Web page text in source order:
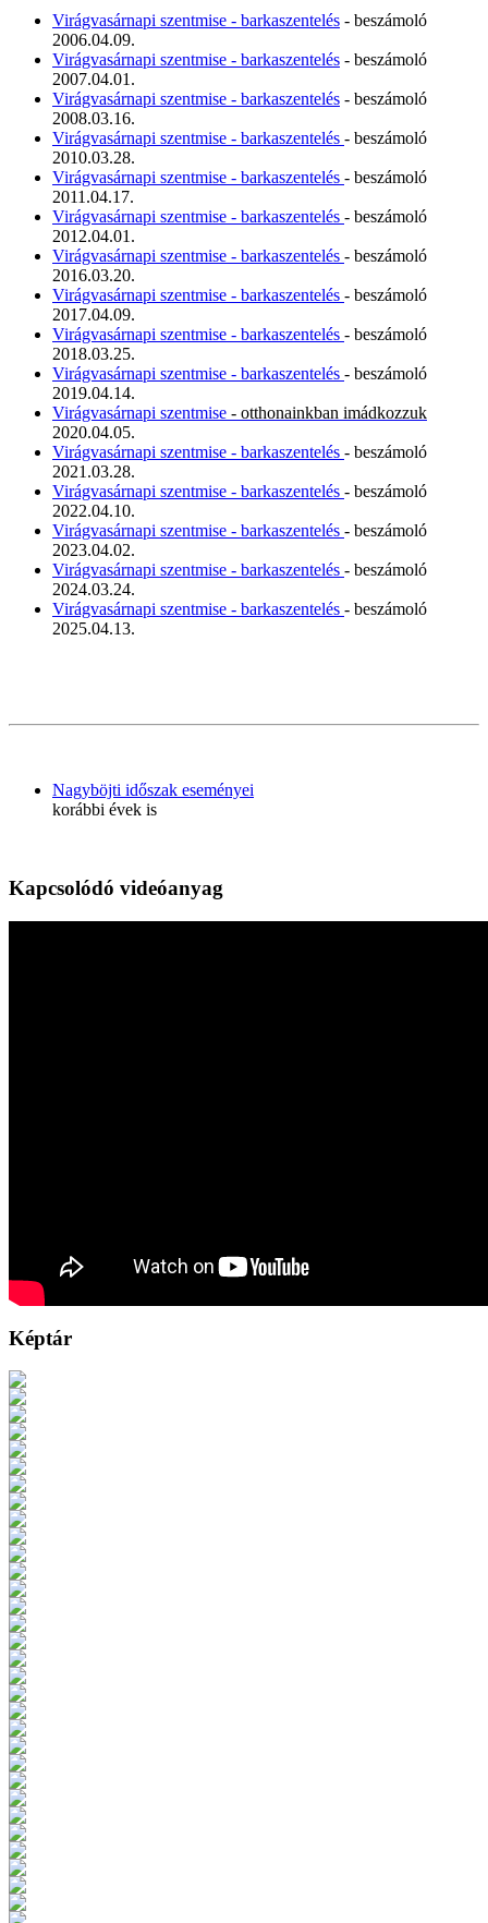
Virágvasárnapi szentmise - barkaszentelés - beszámoló
2006.04.09.
Virágvasárnapi szentmise - barkaszentelés - beszámoló
2007.04.01.
Virágvasárnapi szentmise - barkaszentelés - beszámoló
2008.03.16.
Virágvasárnapi szentmise - barkaszentelés - beszámoló
2010.03.28.
Virágvasárnapi szentmise - barkaszentelés - beszámoló
2011.04.17.
Virágvasárnapi szentmise - barkaszentelés - beszámoló
2012.04.01.
Virágvasárnapi szentmise - barkaszentelés - beszámoló
2016.03.20.
Virágvasárnapi szentmise - barkaszentelés - beszámoló
2017.04.09.
Virágvasárnapi szentmise - barkaszentelés - beszámoló
2018.03.25.
Virágvasárnapi szentmise - barkaszentelés - beszámoló
2019.04.14.
Virágvasárnapi szentmise - otthonainkban imádkozzuk
2020.04.05.
Virágvasárnapi szentmise - barkaszentelés - beszámoló
2021.03.28.
Virágvasárnapi szentmise - barkaszentelés - beszámoló
2022.04.10.
Virágvasárnapi szentmise - barkaszentelés - beszámoló
2023.04.02.
Virágvasárnapi szentmise - barkaszentelés - beszámoló
2024.03.24.
Virágvasárnapi szentmise - barkaszentelés - beszámoló
2025.04.13.
Nagyböjti időszak eseményei
korábbi évek is
Kapcsolódó videóanyag
Képtár